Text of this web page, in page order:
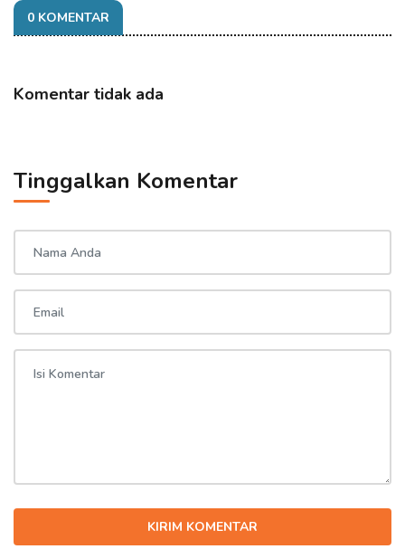
0 KOMENTAR
Komentar tidak ada
Tinggalkan Komentar
KIRIM KOMENTAR